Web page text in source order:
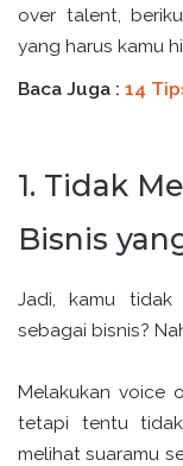
over talent,
yang harus kamu
Baca Juga : 14
1. Tidak
Bisnis
Jadi, kamu tidak
sebagai bisnis?
Melakukan voice
tetapi tentu
melihat suaramu